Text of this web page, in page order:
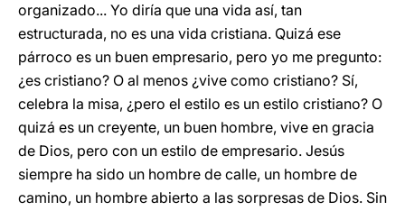
organizado... Yo diría que una vida así, tan
estructurada, no es una vida cristiana. Quizá ese
párroco es un buen empresario, pero yo me pregunto:
¿es cristiano? O al menos ¿vive como cristiano? Sí,
celebra la misa, ¿pero el estilo es un estilo cristiano? O
quizá es un creyente, un buen hombre, vive en gracia
de Dios, pero con un estilo de empresario. Jesús
siempre ha sido un hombre de calle, un hombre de
camino, un hombre abierto a las sorpresas de Dios. Sin